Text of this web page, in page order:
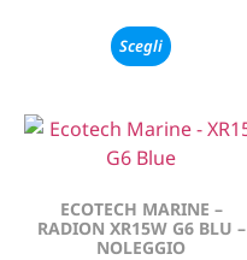
Scegli
ECOTECH MARINE –
RADION XR15W G6 BLU –
NOLEGGIO